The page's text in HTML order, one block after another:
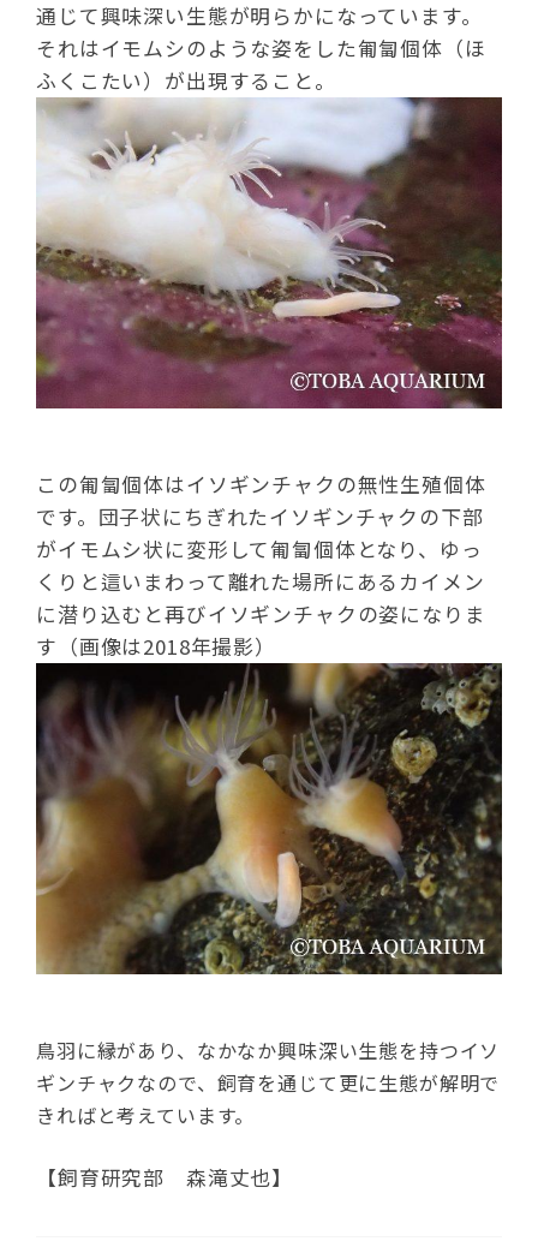
通じて興味深い生態が明らかになっています。
それはイモムシのような姿をした匍匐個体（ほ
ふくこたい）が出現すること。
この匍匐個体はイソギンチャクの無性生殖個体
です。団子状にちぎれたイソギンチャクの下部
がイモムシ状に変形して匍匐個体となり、ゆっ
くりと這いまわって離れた場所にあるカイメン
に潜り込むと再びイソギンチャクの姿になりま
す（画像は2018年撮影）
鳥羽に縁があり、なかなか興味深い生態を持つイソ
ギンチャクなので、飼育を通じて更に生態が解明で
きればと考えています。
【飼育研究部 森滝丈也】